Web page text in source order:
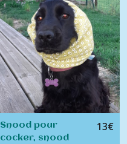
Snood pour
cocker, snood
13€